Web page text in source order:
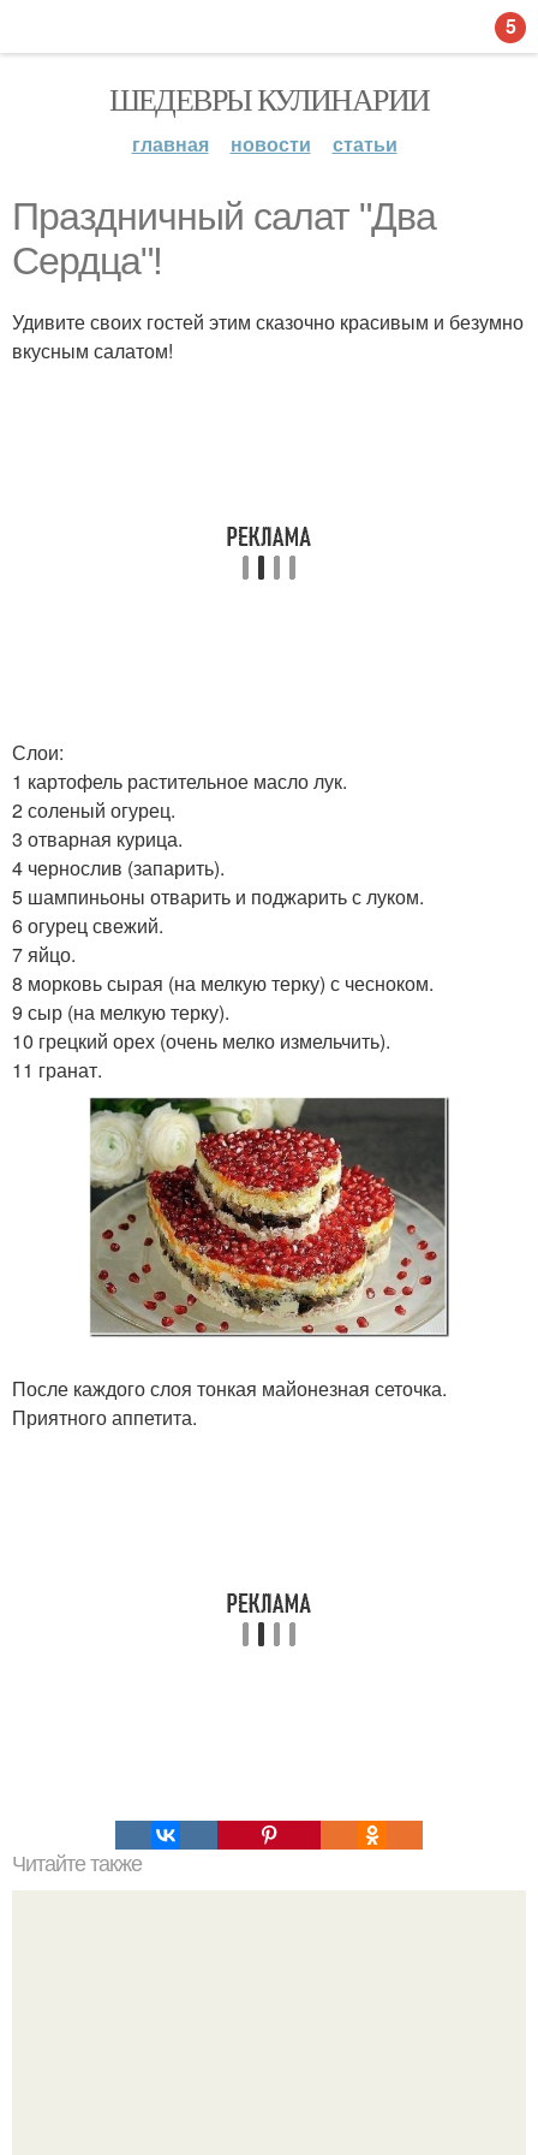
ШЕДЕВРЫ КУЛИНАРИИ
главная новости статьи
Праздничный салат "Два
Сердца"!
Удивите своих гостей этим сказочно красивым и безумно
вкусным салатом!
Слои:
1 картофель растительное масло лук.
2 соленый огурец.
3 отварная курица.
4 чернослив (запарить).
5 шампиньоны отварить и поджарить с луком.
6 огурец свежий.
7 яйцо.
8 морковь сырая (на мелкую терку) с чесноком.
9 сыр (на мелкую терку).
10 грецкий орех (очень мелко измельчить).
11 гранат.
После каждого слоя тонкая майонезная сеточка.
Приятного аппетита.
Читайте также
5